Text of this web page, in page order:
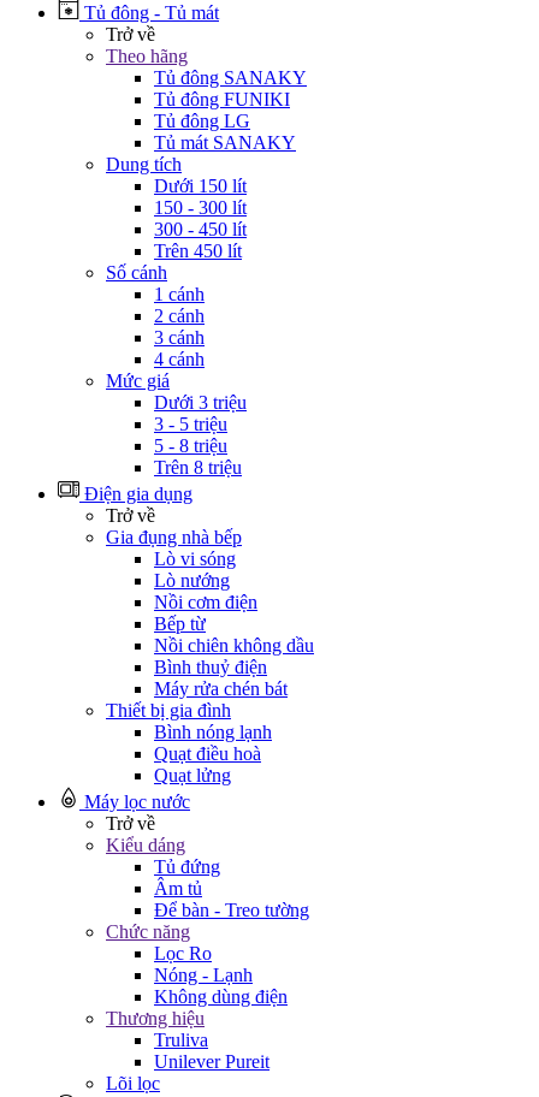
Tủ đông - Tủ mát
Trở về
Theo hãng
Tủ đông SANAKY
Tủ đông FUNIKI
Tủ đông LG
Tủ mát SANAKY
Dung tích
Dưới 150 lít
150 - 300 lít
300 - 450 lít
Trên 450 lít
Số cánh
1 cánh
2 cánh
3 cánh
4 cánh
Mức giá
Dưới 3 triệu
3 - 5 triệu
5 - 8 triệu
Trên 8 triệu
Điện gia dụng
Trở về
Gia đụng nhà bếp
Lò vi sóng
Lò nướng
Nồi cơm điện
Bếp từ
Nồi chiên không dầu
Bình thuỷ điện
Máy rửa chén bát
Thiết bị gia đình
Bình nóng lạnh
Quạt điều hoà
Quạt lửng
Máy lọc nước
Trở về
Kiểu dáng
Tủ đứng
Âm tủ
Để bàn - Treo tường
Chức năng
Lọc Ro
Nóng - Lạnh
Không dùng điện
Thương hiệu
Truliva
Unilever Pureit
Lõi lọc